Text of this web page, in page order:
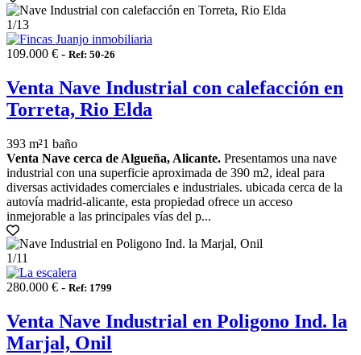
1/13
109.000 € - Ref: 50-26
Venta Nave Industrial con calefacción en
Torreta, Rio Elda
393 m²1 baño
Venta Nave cerca de Algueña, Alicante. Presentamos una nave
industrial con una superficie aproximada de 390 m2, ideal para
diversas actividades comerciales e industriales. ubicada cerca de la
autovía madrid-alicante, esta propiedad ofrece un acceso
inmejorable a las principales vías del p...
1/11
280.000 € - Ref: 1799
Venta Nave Industrial en Poligono Ind. la
Marjal, Onil